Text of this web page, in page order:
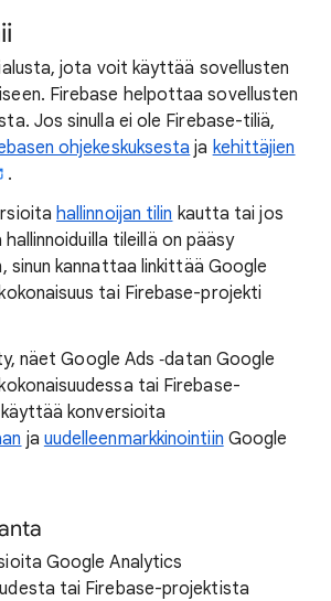
jota voit käyttää sovellusten
Firebase helpottaa sovellusten
Jos sinulla ei ole Firebase-tiliä,
ohjekeskuksesta ja kehittäjien
.
hallinnoijan tilin kautta tai jos
tileillä on pääsy
sinun kannattaa linkittää Google
tai Firebase-projekti
näet Google Ads ‑datan Google
tai Firebase-
konversioita
ja uudelleenmarkkinointiin Google
Google Analytics
tai Firebase-projektista